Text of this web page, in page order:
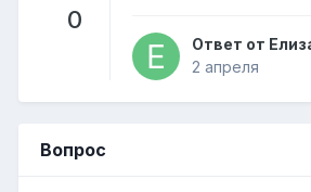
0
Ответ от
2 апреля
Вопрос